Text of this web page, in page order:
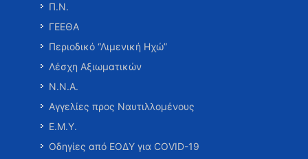
Π.Ν.
ΓΕΕΘΑ
Περιοδικό “Λιμενική Ηχώ”
Λέσχη Αξιωματικών
Ν.Ν.Α.
Αγγελίες προς Ναυτιλλομένους
Ε.Μ.Υ.
Οδηγίες από ΕΟΔΥ για COVID-19